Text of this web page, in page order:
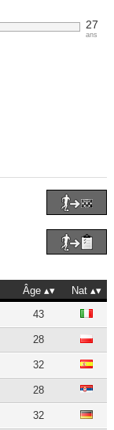
27
ans
Âge
Nat
43
28
32
28
32